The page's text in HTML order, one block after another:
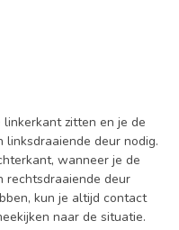
zitten en je de
deur nodig.
wanneer je de
rechtsdraaiende deur
kun je altijd contact
naar de situatie.